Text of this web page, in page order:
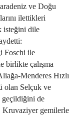
ve Doğu
ilettikleri
isteğini dile
Foschi ile
birlikte çalışma
Menderes Hızlı
olan Selçuk ve
geçildiğini de
Kruvaziyer gemilerle